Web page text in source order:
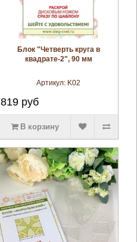
увеличить
Блок "Четверть круга в
квадрате-2", 90 мм
Артикул: K02
819 руб
В корзину